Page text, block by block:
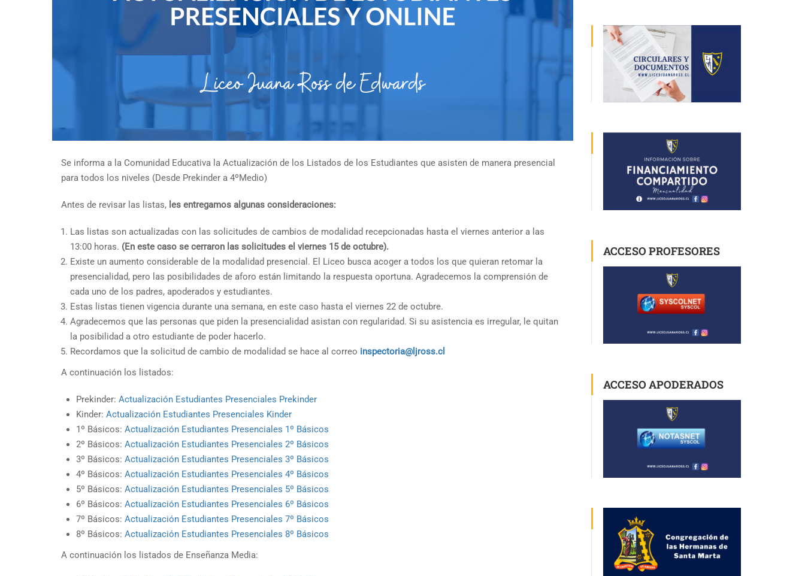
Se informa a la Comunidad Educativa la Actualización de los Listados de los Estudiantes que asisten de manera presencial
para todos los niveles (Desde Prekinder a 4ºMedio)
Antes de revisar las listas, les entregamos algunas consideraciones:
Las listas son actualizadas con las solicitudes de cambios de modalidad recepcionadas hasta el viernes anterior a las
13:00 horas. (En este caso se cerraron las solicitudes el viernes 15 de octubre).
Existe un aumento considerable de la modalidad presencial. El Liceo busca acoger a todos los que quieran retomar la
presencialidad, pero las posibilidades de aforo están limitando la respuesta oportuna. Agradecemos la comprensión de
cada uno de los padres, apoderados y estudiantes.
Estas listas tienen vigencia durante una semana, en este caso hasta el viernes 22 de octubre.
Agradecemos que las personas que piden la presencialidad asistan con regularidad. Si su asistencia es irregular, le quitan
la posibilidad a otro estudiante de poder hacerlo.
Recordamos que la solicitud de cambio de modalidad se hace al correo inspectoria@ljross.cl
A continuación los listados:
Prekinder: Actualización Estudiantes Presenciales Prekinder
Kinder: Actualización Estudiantes Presenciales Kinder
1º Básicos: Actualización Estudiantes Presenciales 1º Básicos
2º Básicos: Actualización Estudiantes Presenciales 2º Básicos
3º Básicos: Actualización Estudiantes Presenciales 3º Básicos
4º Básicos: Actualización Estudiantes Presenciales 4º Básicos
5º Básicos: Actualización Estudiantes Presenciales 5º Básicos
6º Básicos: Actualización Estudiantes Presenciales 6º Básicos
7º Básicos: Actualización Estudiantes Presenciales 7º Básicos
8º Básicos: Actualización Estudiantes Presenciales 8º Básicos
A continuación los listados de Enseñanza Media:
ACCESO PROFESORES
ACCESO APODERADOS